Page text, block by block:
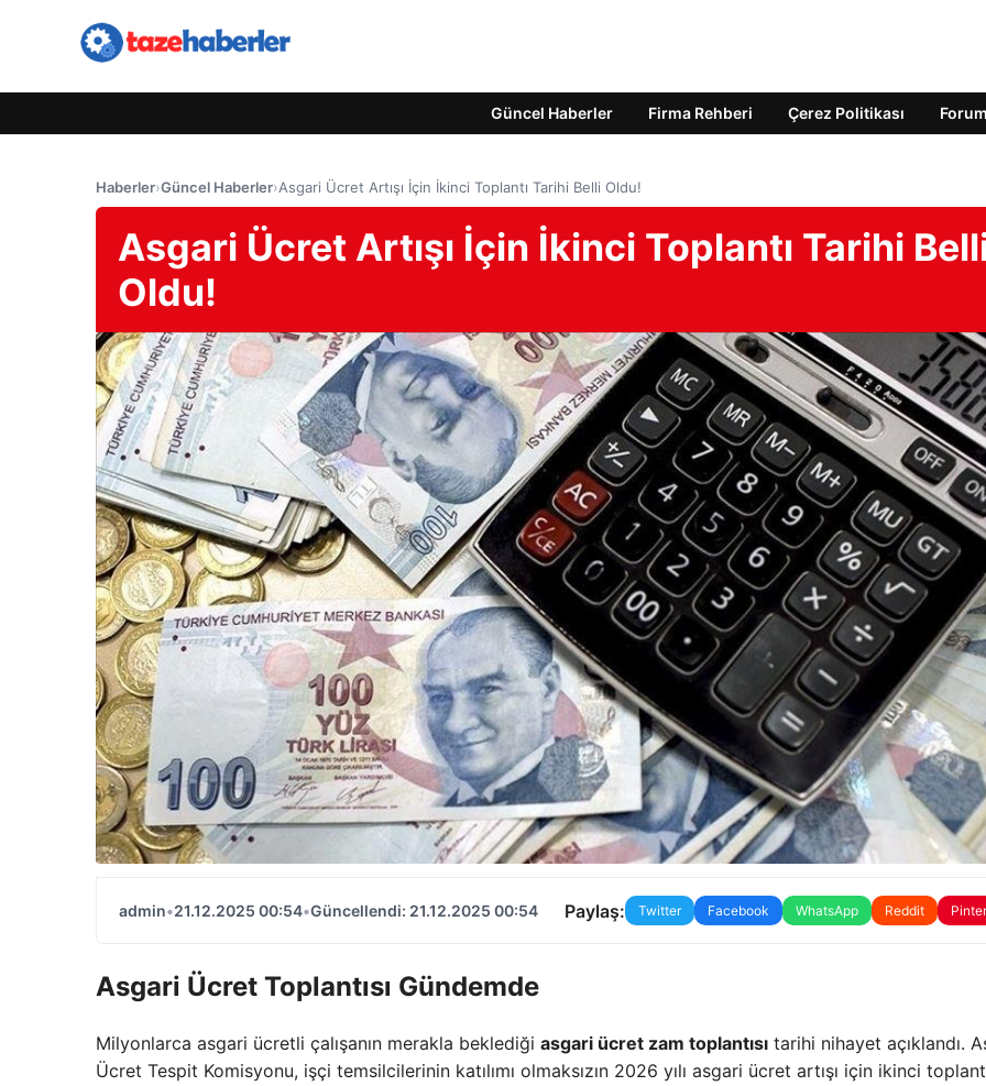
Güncel Haberler Firma Rehberi Çerez Politikası Forum
Haberler›Güncel Haberler›Asgari Ücret Artışı İçin İkinci Toplantı Tarihi Belli Oldu!
Asgari Ücret Artışı İçin İkinci Toplantı Tarihi
Oldu!
admin•21.12.2025 00:54•Güncellendi: 21.12.2025 00:54 Paylaş: Twitter Facebook WhatsApp Reddit
Asgari Ücret Toplantısı Gündemde
Milyonlarca asgari ücretli çalışanın merakla beklediği asgari ücret zam toplantısı tarihi nihayet açıklandı.
Ücret Tespit Komisyonu, işçi temsilcilerinin katılımı olmaksızın 2026 yılı asgari ücret artışı için ikinci